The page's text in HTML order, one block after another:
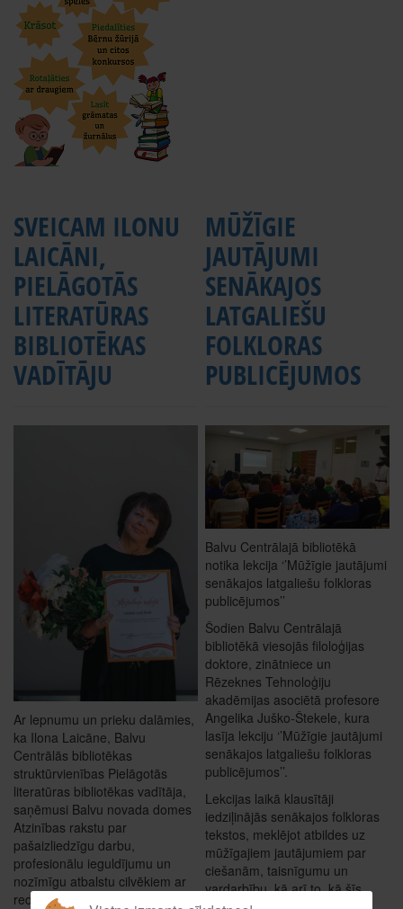
SVEICAM ILONU
LAICĀNI,
PIELĀGOTĀS
LITERATŪRAS
BIBLIOTĒKAS
VADĪTĀJU
Ar lepnumu un prieku dalāmies,
ka Ilona Laicāne, Balvu
Centrālās bibliotēkas
struktūrvienības Pielāgotās
literatūras bibliotēkas vadītāja,
saņēmusi Balvu novada domes
Atzinības rakstu par
pašaizliedzīgu darbu,
profesionālu ieguldījumu un
nozīmīgu atbalstu cilvēkiem ar
redzes traucējumiem.
MŪŽĪGIE
JAUTĀJUMI
SENĀKAJOS
LATGALIEŠU
FOLKLORAS
PUBLICĒJUMOS
Balvu Centrālajā bibliotēkā
notika lekcija ‘’Mūžīgie jautājumi
senākajos latgaliešu folkloras
publicējumos’’
Šodien Balvu Centrālajā
bibliotēkā viesojās filoloģijas
doktore, zinātniece un
Rēzeknes Tehnoloģiju
akadēmijas asociētā profesore
Angelika Juško-Štekele, kura
lasīja lekciju ‘’Mūžīgie jautājumi
senākajos latgaliešu folkloras
publicējumos’’.
Lekcijas laikā klausītāji
iedziļinājās senākajos folkloras
tekstos, meklējot atbildes uz
mūžīgajiem jautājumiem par
ciešanām, taisnīgumu un
vardarbību, kā arī to, kā šīs